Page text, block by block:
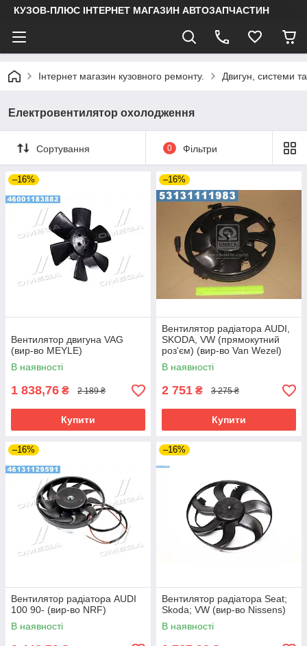
КУЗОВ-ПЛЮС ІНТЕРНЕТ МАГАЗИН АВТОЗАПЧАСТИН
Інтернет магазин кузовного ремонту. Двигун, системи
Електровентилятор охолодження
Сортування 0 Фільтри
–16%
Вентилятор двигуна VAG
(вир-во MEYLE)
В наявності
1 838,76 ₴ 2 189 ₴
Купити
–16%
Вентилятор радіатора AUDI,
SKODA, VW (прямокутний
роз'єм) (вир-во Van Wezel)
В наявності
2 751 ₴ 3 275 ₴
Купити
–16%
Вентилятор радіатора AUDI
100 90- (вир-во NRF)
В наявності
–16%
Вентилятор радіатора Seat;
Skoda; VW (вир-во Nissens)
В наявності